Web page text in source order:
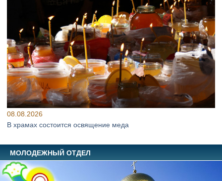
08.08.2026
В храмах состоится освящение меда
МОЛОДЕЖНЫЙ ОТДЕЛ